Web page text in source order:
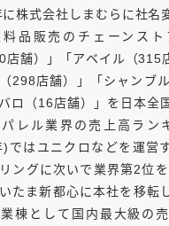
株式会社しまむらに社名
料品販売のチェーンスト
店舗）」「アベイル（315
298店舗）」「シャンブ
バロ（16店舗）」を日本全
パレル業界の売上高ラン
)ではユニクロなどを運営
ングに次いで業界第2位
たま新都心に本社を移転
棟として国内最大級の